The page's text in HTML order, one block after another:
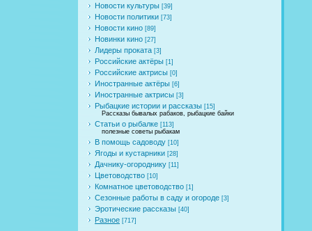
Новости культуры [39]
Новости политики [73]
Новости кино [89]
Новинки кино [27]
Лидеры проката [3]
Российские актёры [1]
Российские актрисы [0]
Иностранные актёры [6]
Иностранные актрисы [3]
Рыбацкие истории и рассказы [15]
Рассказы бывалых рабаков, рыбацкие байки
Статьи о рыбалке [113]
полезные советы рыбакам
В помощь садоводу [10]
Ягоды и кустарники [28]
Дачнику-огороднику [11]
Цветоводство [10]
Комнатное цветоводство [1]
Сезонные работы в саду и огороде [3]
Эротические рассказы [40]
Разное [717]